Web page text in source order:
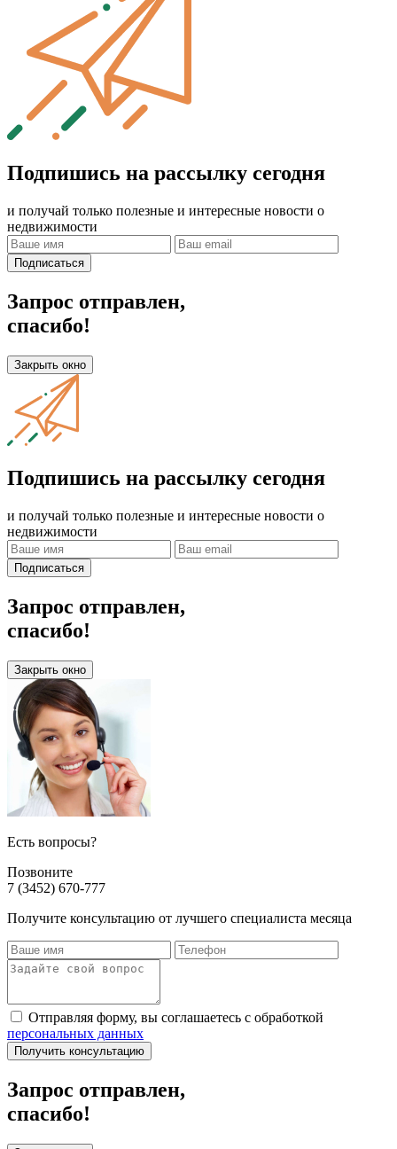
Подпишись на рассылку сегодня
и получай только полезные и интересные новости о
недвижимости
Подписаться
Запрос отправлен,
спасибо!
Закрыть окно
Подпишись на рассылку сегодня
и получай только полезные и интересные новости о
недвижимости
Подписаться
Запрос отправлен,
спасибо!
Закрыть окно
Есть вопросы?
Позвоните
7 (3452) 670-777
Получите консультацию от лучшего специалиста месяца
Отправляя форму, вы соглашаетесь с обработкой
персональных данных
Получить консультацию
Запрос отправлен,
спасибо!